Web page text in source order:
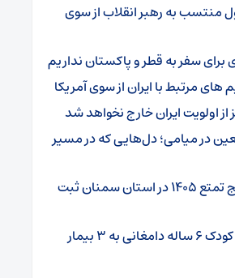
منتسب به رهبر انقلاب از سوی
برای سفر به قطر و پاکستان نداریم
های مرتبط با ایران از سوی آمریکا
اولویت ایران خارج نخواهد شد
در میامی؛ دل‌هایی که در مسیر
۸۰۱ نفر برای حج تمتع ۱۴۰۵ در استان سمنان ثبت
اهدای اعضای کودک ۶ ساله دامغانی به ۳ بیمار